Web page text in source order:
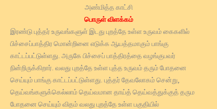
அண்மித்த காட்சி
பொருள் விளக்கம்
இரண்டு புத்தர் உருவங்களுள் இடது புறத்தே உள்ள உருவம் கைகளில்
பிச்சைப்பாத்திர மொன்றினை எடுக்க ஆயத்தமாகும் பாங்கு
காட்டப்பட்டுள்ளது. அருகே பிச்சைப் பாத்திரத்தை வழங்குபவர்
நின்றிருக்கிறார். வலது புறத்தே உள்ள புத்த உருவம் தரும் போதனை
செய்யும் பாங்கு காட்டப்பட்டுள்ளது. புத்தர் தேவலோகம் சென்று,
தெய்வங்களுக்கெல்லாம் தெய்வமான தாய்த் தெய்வத்துக்குத் தரும
போதனை செய்யும் விதம் வலது புறத்தே உள்ள பகுதியில்